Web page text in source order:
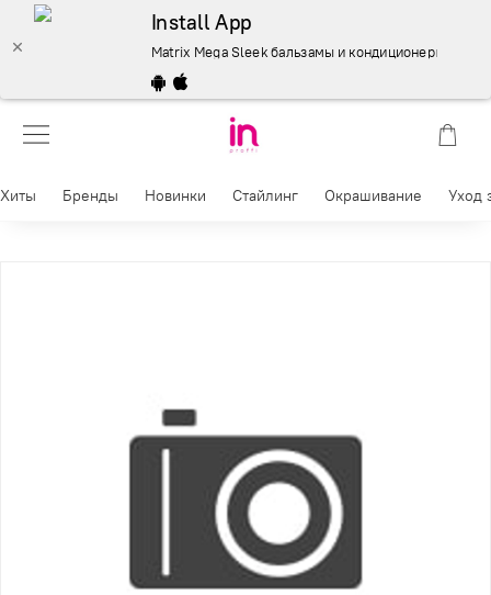
Install App
Matrix Mega Sleek бальзамы и кондиционеры 300
Хиты Бренды Новинки Стайлинг Окрашивание Уход